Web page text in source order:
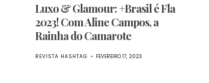
Luxo & Glamour: +Brasil é Fla
2023! Com Aline Campos, a
Rainha do Camarote
REVISTA HASHTAG FEVEREIRO 17, 2023